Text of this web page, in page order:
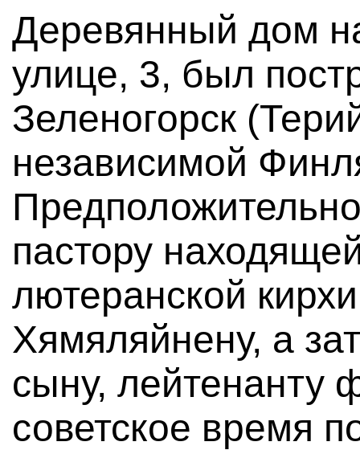
Деревянный дом
улице, 3, был
Зеленогорск
независимой
пастору
лютеранской
Хямяляйнену, а
сыну, лейтенанту
советское время